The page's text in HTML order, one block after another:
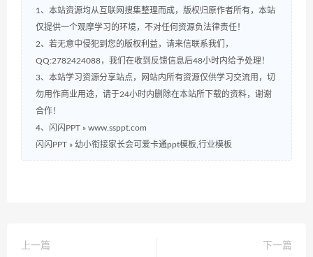
1、本站资源均从互联网搜集整理而成，版权归原作者所有，本站
仅提供一个观摩学习的环境，不对任何资源负法律责任！
2、若无意中侵犯到您的版权利益，请来信联系我们，
QQ:2782424088，我们在收到反馈信息后48小时内给予处理！
3、本站学习资源分享站点，网站内所有资源仅供学习交流用，切
勿用作商业用途，请于24小时内删除在本站所下载的资料，谢谢
合作！
4、闪闪PPT » www.ssppt.com
闪闪PPT » 幼小衔接家长会可爱卡通ppt模板,行业模板
上一篇
下一篇